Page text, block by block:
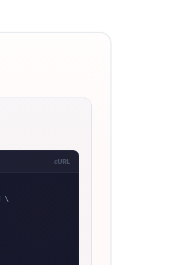
cURL
\